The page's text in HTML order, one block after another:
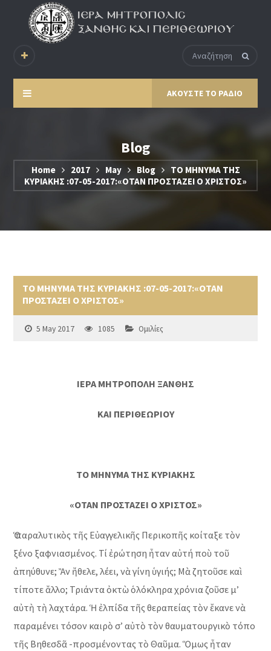
ΑΚΟΥΣΤΕ ΤΟ ΡΑΔΙΟ
Blog
Home 2017 May Blog
ΤΟ ΜΗΝΥΜΑ ΤΗΣ
ΚΥΡΙΑΚΗΣ :07-05-2017:«ΟΤΑΝ ΠΡΟΣΤΑΖΕΙ Ο ΧΡΙΣΤΟΣ»
ΤΟ ΜΗΝΥΜΑ ΤΗΣ ΚΥΡΙΑΚΗΣ :07-05-2017:«ΟΤΑΝ
ΠΡΟΣΤΑΖΕΙ Ο ΧΡΙΣΤΟΣ»
5 May 2017 1085 Ομιλίες
ΙΕΡΑ ΜΗΤΡΟΠΟΛΗ ΞΑΝΘΗΣ
ΚΑΙ ΠΕΡΙΘΕΩΡΙΟΥ
ΤΟ ΜΗΝΥΜΑ ΤΗΣ ΚΥΡΙΑΚΗΣ
«ΟΤΑΝ ΠΡΟΣΤΑΖΕΙ Ο ΧΡΙΣΤΟΣ»
Ὁ παραλυτικὸς τῆς Εὐαγγελικῆς Περικοπῆς κοίταξε τὸν
ξένο ξαφνιασμένος. Τί ἐρώτηση ἦταν αὐτή ποὺ τοῦ
ἀπηύθυνε; Ἂν ἤθελε, λέει, νὰ γίνη ὑγιής; Μὰ ζητοῦσε καὶ
τίποτε ἄλλο; Τριάντα ὀκτὼ ὁλόκληρα χρόνια ζοῦσε μ’
αὐτὴ τὴ λαχτάρα. Ἡ ἐλπίδα τῆς θεραπείας τὸν ἔκανε νὰ
παραμένει τόσον καιρὸ σ’ αὐτὸ τὸν θαυματουργικὸ τόπο
τῆς Βηθεσδᾶ -προσμένοντας τὸ Θαῦμα. Ὅμως ἦταν